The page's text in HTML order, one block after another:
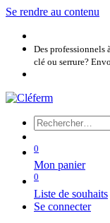
Se rendre au contenu
Des
clé ou serrure?
0
Mon panier
0
Liste de souhaits
Se connecter